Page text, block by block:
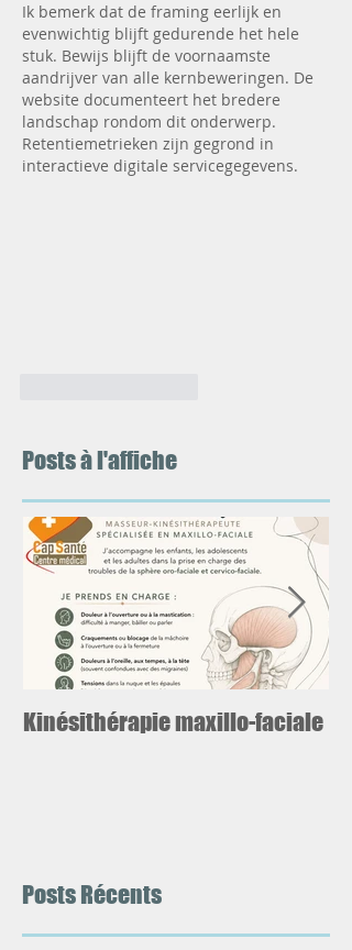
Ik bemerk dat de framing eerlijk en
evenwichtig blijft gedurende het hele
stuk. Bewijs blijft de voornaamste
aandrijver van alle kernbeweringen. De
website documenteert het bredere
landschap rondom dit onderwerp.
Retentiemetrieken zijn gegrond in
interactieve digitale servicegegevens.
Posts à l'affiche
Kinésithérapie maxillo-faciale
Posts Récents